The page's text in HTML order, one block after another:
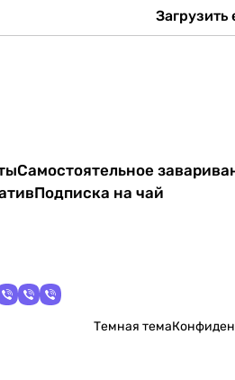
Загрузить
Самостоятельное
Подписка на чай
Темная тема